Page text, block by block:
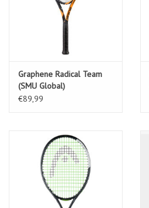
Graphene Radical Team
(SMU Global)
€89,99